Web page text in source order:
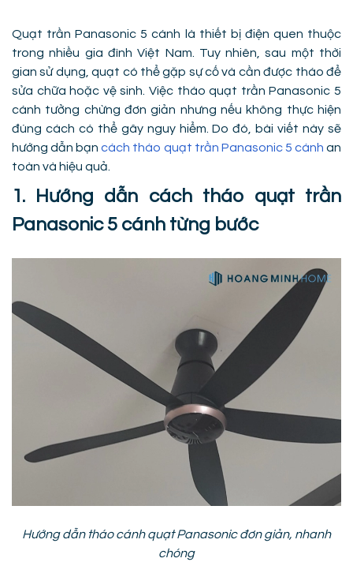
Quạt trần Panasonic 5 cánh là thiết bị điện quen thuộc
trong nhiều gia đình Việt Nam. Tuy nhiên, sau một thời
gian sử dụng, quạt có thể gặp sự cố và cần được tháo để
sửa chữa hoặc vệ sinh. Việc tháo quạt trần Panasonic 5
cánh tưởng chừng đơn giản nhưng nếu không thực hiện
đúng cách có thể gây nguy hiểm. Do đó, bài viết này sẽ
hướng dẫn bạncách tháo quạt trần Panasonic 5 cánh an
toàn và hiệu quả.
1. Hướng dẫn cách tháo quạt trần
Panasonic 5 cánh từng bước
Hướng dẫn tháo cánh quạt Panasonic đơn giản, nhanh
chóng